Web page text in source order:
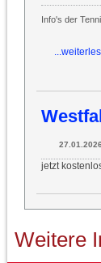
Info's der
27.01.2026
jetzt
Weitere